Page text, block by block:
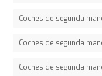
Coches de segunda
Coches de segunda
Coches de segunda